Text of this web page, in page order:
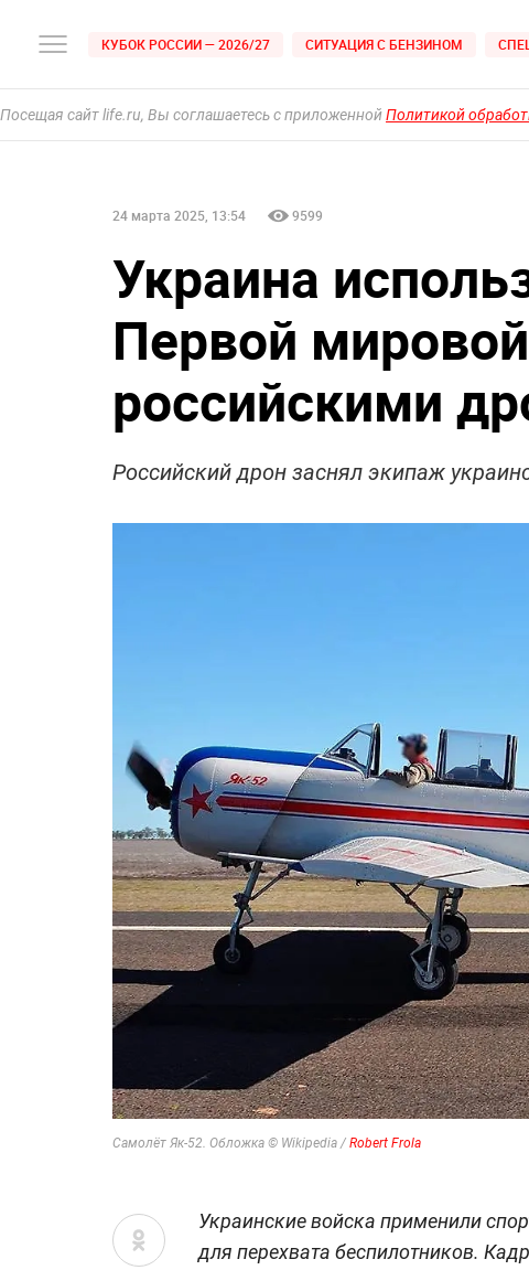
КУБОК РОССИИ — 2026/27 СИТУАЦИЯ С БЕНЗИНОМ
Посещая сайт life.ru, Вы соглашаетесь с приложеннойПолитикой
24 марта 2025, 13:54 9599
Украина
Первой
российскими
Российский дрон заснял экипаж
Самолёт Як-52. Обложка © Wikipedia / Robert Frola
Украинские войска применили
для перехвата беспилотников.